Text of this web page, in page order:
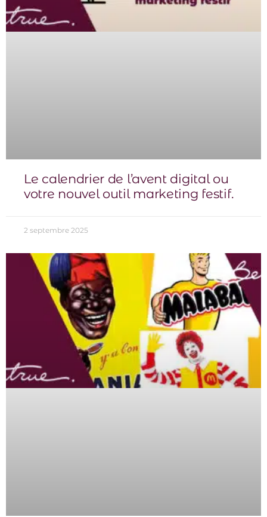
Le calendrier de l’avent digital ou
votre nouvel outil marketing festif.
2 septembre 2025